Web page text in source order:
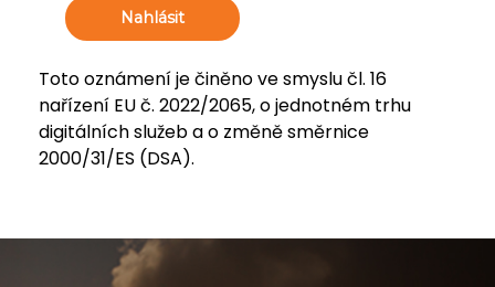
Nahlásit
Toto oznámení je činěno ve smyslu čl. 16
nařízení EU č. 2022/2065, o jednotném trhu
digitálních služeb a o změně směrnice
2000/31/ES (DSA).